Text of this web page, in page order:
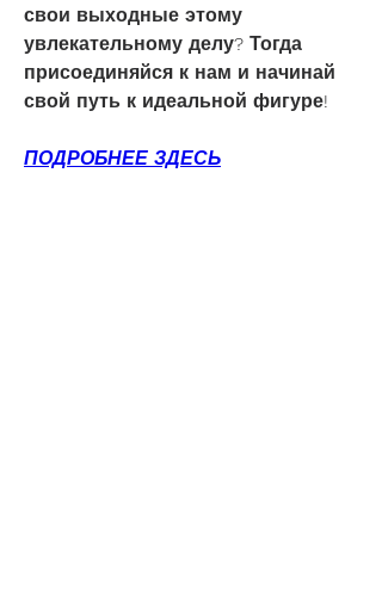
свои выходные этому
увлекательному делу? Тогда
присоединяйся к нам и начинай
свой путь к идеальной фигуре!
ПОДРОБНЕЕ ЗДЕСЬ